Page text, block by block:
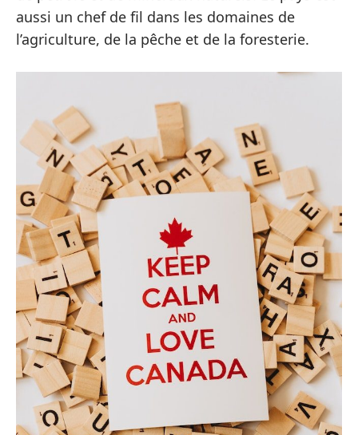
aussi un chef de fil dans les domaines de
l’agriculture, de la pêche et de la foresterie.